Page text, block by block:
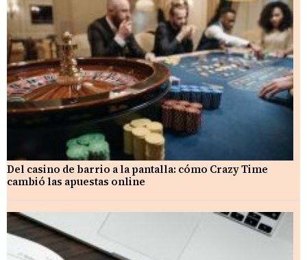
Del casino de barrio a la pantalla: cómo Crazy Time
cambió las apuestas online